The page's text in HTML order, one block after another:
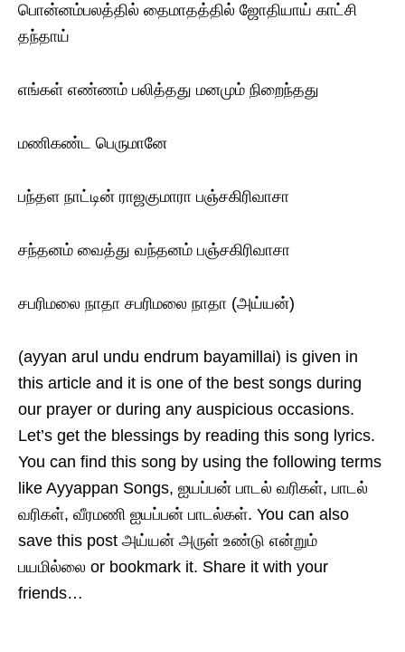
பொன்னம்பலத்தில் தைமாதத்தில் ஜோதியாய் காட்சி
தந்தாய்
எங்கள் எண்ணம் பலித்தது மனமும் நிறைந்தது
மணிகண்ட‌ பெருமானே
பந்தள‌ நாட்டின் ராஜகுமாரா பஞ்சகிரிவாசா
சந்தனம் வைத்து வந்தனம் பஞ்சகிரிவாசா
சபரிமலை நாதா சபரிமலை நாதா (அய்யன்)
(ayyan arul undu endrum bayamillai) is given in
this article and it is one of the best songs during
our prayer or during any auspicious occasions.
Let’s get the blessings by reading this song lyrics.
You can find this song by using the following terms
like Ayyappan Songs, ஐயப்பன் பாடல் வரிகள், பாடல்
வரிகள், வீரமணி ஐயப்பன் பாடல்கள். You can also
save this post அய்யன் அருள் உண்டு என்றும்
பயமில்லை or bookmark it. Share it with your
friends…